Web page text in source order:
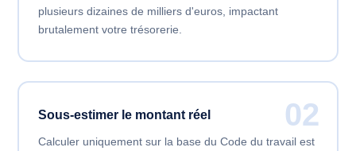
plusieurs dizaines de milliers d'euros, impactant
brutalement votre trésorerie.
02
Sous-estimer le montant réel
Calculer uniquement sur la base du Code du travail est